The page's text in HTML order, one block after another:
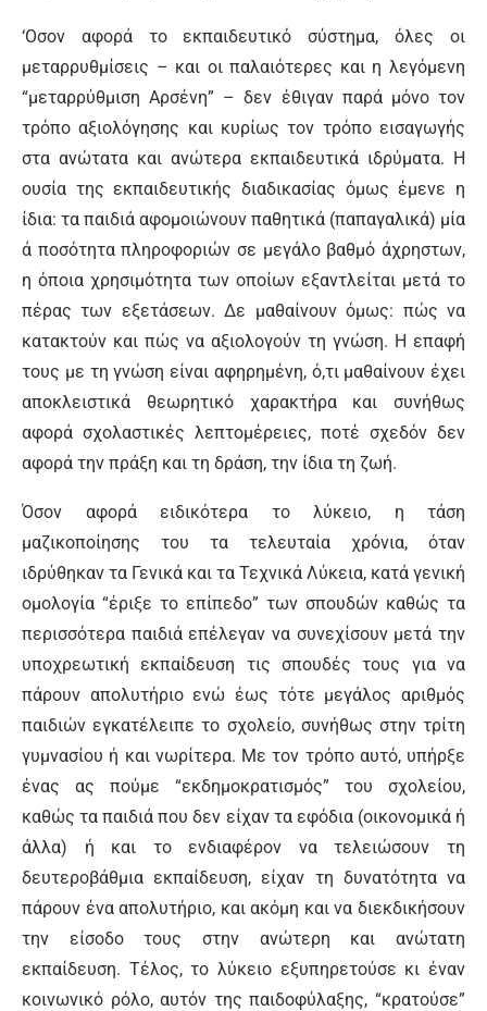
‘Οσον αφορά το εκπαιδευτικό σύστημα, όλες οι
μεταρρυθμίσεις – και οι παλαιότερες και η λεγόμενη
“μεταρρύθμιση Αρσένη” – δεν έθιγαν παρά μόνο τον
τρόπο αξιολόγησης και κυρίως τον τρόπο εισαγωγής
στα ανώτατα και ανώτερα εκπαιδευτικά ιδρύματα. Η
ουσία της εκπαιδευτικής διαδικασίας όμως έμενε η
ίδια: τα παιδιά αφομοιώνουν παθητικά (παπαγαλικά) μία
ά ποσότητα πληροφοριών σε μεγάλο βαθμό άχρηστων,
η όποια χρησιμότητα των οποίων εξαντλείται μετά το
πέρας των εξετάσεων. Δε μαθαίνουν όμως: πώς να
κατακτούν και πώς να αξιολογούν τη γνώση. Η επαφή
τους με τη γνώση είναι αφηρημένη, ό,τι μαθαίνουν έχει
αποκλειστικά θεωρητικό χαρακτήρα και συνήθως
αφορά σχολαστικές λεπτομέρειες, ποτέ σχεδόν δεν
αφορά την πράξη και τη δράση, την ίδια τη ζωή.
Όσον αφορά ειδικότερα το λύκειο, η τάση
μαζικοποίησης του τα τελευταία χρόνια, όταν
ιδρύθηκαν τα Γενικά και τα Τεχνικά Λύκεια, κατά γενική
ομολογία “έριξε το επίπεδο” των σπουδών καθώς τα
περισσότερα παιδιά επέλεγαν να συνεχίσουν μετά την
υποχρεωτική εκπαίδευση τις σπουδές τους για να
πάρουν απολυτήριο ενώ έως τότε μεγάλος αριθμός
παιδιών εγκατέλειπε το σχολείο, συνήθως στην τρίτη
γυμνασίου ή και νωρίτερα. Με τον τρόπο αυτό, υπήρξε
ένας ας πούμε “εκδημοκρατισμός” του σχολείου,
καθώς τα παιδιά που δεν είχαν τα εφόδια (οικονομικά ή
άλλα) ή και το ενδιαφέρον να τελειώσουν τη
δευτεροβάθμια εκπαίδευση, είχαν τη δυνατότητα να
πάρουν ένα απολυτήριο, και ακόμη και να διεκδικήσουν
την είσοδο τους στην ανώτερη και ανώτατη
εκπαίδευση. Τέλος, το λύκειο εξυπηρετούσε κι έναν
κοινωνικό ρόλο, αυτόν της παιδοφύλαξης, “κρατούσε”